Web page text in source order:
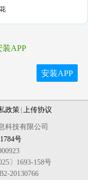
装APP
安装APP
政策 上传协议
科技有限公司
号
〕1693-158号
20130766